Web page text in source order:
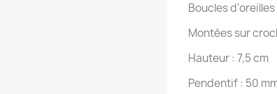
Boucles
Montées sur
Hauteur : 7,5 cm
Pendentif : 50